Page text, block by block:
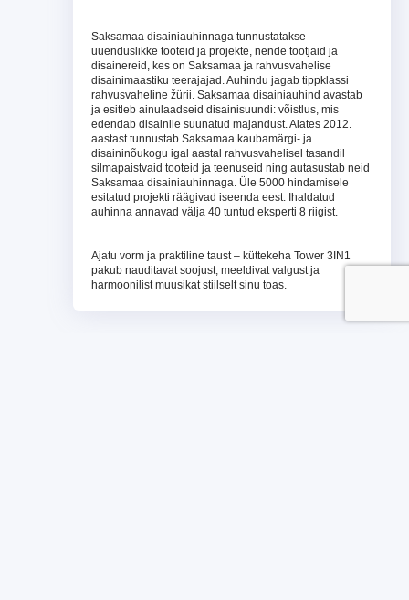
Saksamaa disainiauhinnaga tunnustatakse
uuenduslikke tooteid ja projekte, nende tootjaid ja
disainereid, kes on Saksamaa ja rahvusvahelise
disainimaastiku teerajajad. Auhindu jagab tippklassi
rahvusvaheline žürii. Saksamaa disainiauhind avastab
ja esitleb ainulaadseid disainisuundi: võistlus, mis
edendab disainile suunatud majandust. Alates 2012.
aastast tunnustab Saksamaa kaubamärgi- ja
disaininõukogu igal aastal rahvusvahelisel tasandil
silmapaistvaid tooteid ja teenuseid ning autasustab neid
Saksamaa disainiauhinnaga. Üle 5000 hindamisele
esitatud projekti räägivad iseenda eest. Ihaldatud
auhinna annavad välja 40 tuntud eksperti 8 riigist.
Ajatu vorm ja praktiline taust – küttekeha Tower 3IN1
pakub nauditavat soojust, meeldivat valgust ja
harmoonilist muusikat stiilselt sinu toas.